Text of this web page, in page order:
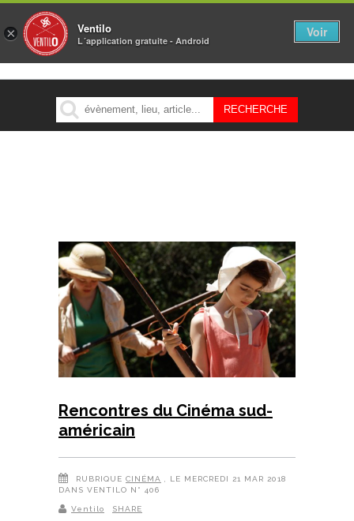
MENU
Rencontres du Cinéma sud-
américain
RUBRIQUE CINÉMA
, LE MERCREDI 21 MAR 2018
DANS VENTILO N° 406
Ventilo SHARE
× Ventilo
L´application gratuite - Android
Voir